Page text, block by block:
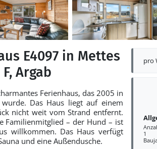
pro
1
E4097 in Mettes
Argab
Ferienhaus, das 2005 in
Das Haus liegt auf einem
nicht weit vom Strand entfernt.
Familienmitglied – der Hund – ist
willkommen. Das Haus verfügt
und eine Außendusche.